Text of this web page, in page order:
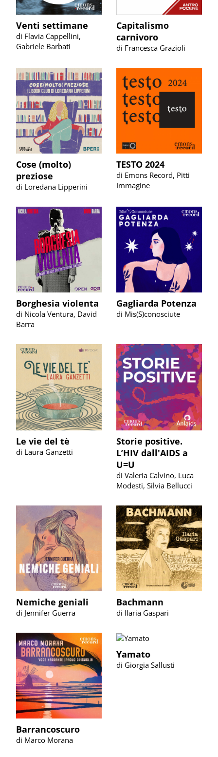
Venti settimane
di Flavia Cappellini,
Gabriele Barbati
Capitalismo
carnivoro
di Francesca Grazioli
Cose (molto)
preziose
di Loredana Lipperini
TESTO 2024
di Emons Record, Pitti
Immagine
Borghesia violenta
di Nicola Ventura, David
Barra
Gagliarda Potenza
di Mis(S)conosciute
Le vie del tè
di Laura Ganzetti
Storie positive.
L’HIV dall'AIDS a
U=U
di Valeria Calvino, Luca
Modesti, Silvia Bellucci
Nemiche geniali
di Jennifer Guerra
Bachmann
di Ilaria Gaspari
Barrancoscuro
di Marco Morana
Yamato
di Giorgia Sallusti